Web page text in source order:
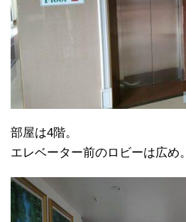
部屋は4階。
エレベーター前のロビーは広め。